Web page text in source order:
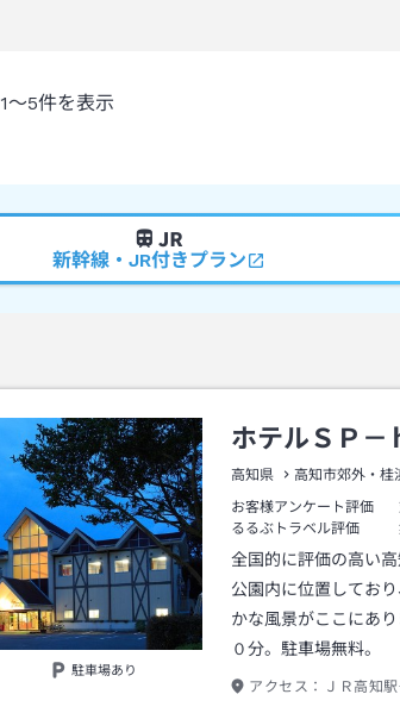
1～5件を表示
新幹線・JR付きプラン
駐車場あり
ホテルＳＰ－
高知県 高知市郊外・桂
お客様アンケート評価
るるぶトラベル評価
全国的に評価の高い
公園内に位置してお
かな風景がここにあ
０分。駐車場無料。
アクセス： ＪＲ高知